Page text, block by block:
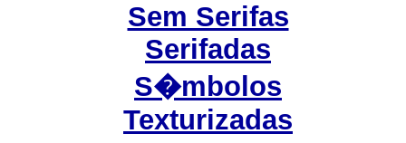
Sem Serifas
Serifadas
S�mbolos
Texturizadas